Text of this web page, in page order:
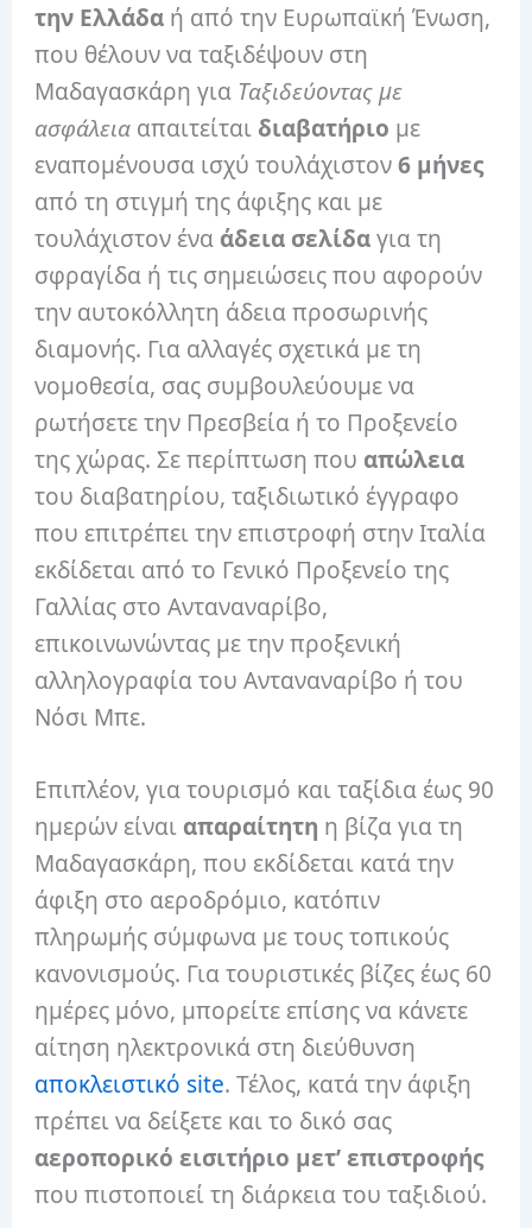
την Ελλάδα ή από την Ευρωπαϊκή Ένωση,
που θέλουν να ταξιδέψουν στη
Μαδαγασκάρη για Ταξιδεύοντας με
ασφάλεια απαιτείται διαβατήριο με
εναπομένουσα ισχύ τουλάχιστον6 μήνες
από τη στιγμή της άφιξης και με
τουλάχιστον ένα άδεια σελίδαγια τη
σφραγίδα ή τις σημειώσεις που αφορούν
την αυτοκόλλητη άδεια προσωρινής
διαμονής. Για αλλαγές σχετικά με τη
νομοθεσία, σας συμβουλεύουμε να
ρωτήσετε την Πρεσβεία ή το Προξενείο
της χώρας. Σε περίπτωση που απώλεια
του διαβατηρίου, ταξιδιωτικό έγγραφο
που επιτρέπει την επιστροφή στην Ιταλία
εκδίδεται από το Γενικό Προξενείο της
Γαλλίας στο Ανταναναρίβο,
επικοινωνώντας με την προξενική
αλληλογραφία του Ανταναναρίβο ή του
Νόσι Μπε.
Επιπλέον, για τουρισμό και ταξίδια έως 90
ημερών είναι απαραίτητη η βίζα για τη
Μαδαγασκάρη, που εκδίδεται κατά την
άφιξη στο αεροδρόμιο, κατόπιν
πληρωμής σύμφωνα με τους τοπικούς
κανονισμούς. Για τουριστικές βίζες έως 60
ημέρες μόνο, μπορείτε επίσης να κάνετε
αίτηση ηλεκτρονικά στη διεύθυνση
αποκλειστικό site. Τέλος, κατά την άφιξη
πρέπει να δείξετε και το δικό σας
αεροπορικό εισιτήριο μετ’ επιστροφής
που πιστοποιεί τη διάρκεια του ταξιδιού.